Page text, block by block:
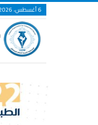
6 أغسطس، 2026 , 8:25 ص